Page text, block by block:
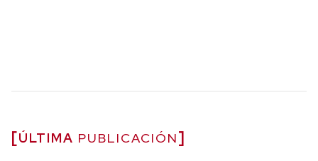
ÚLTIMA PUBLICACIÓN